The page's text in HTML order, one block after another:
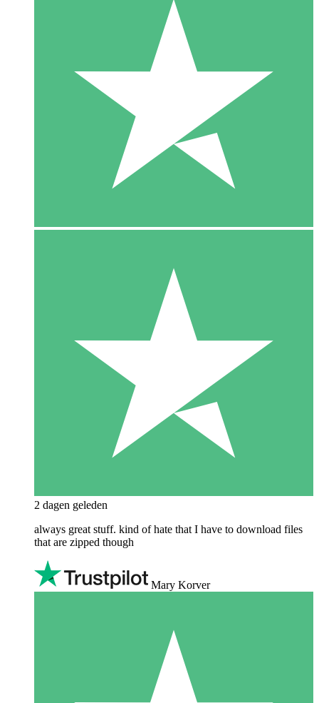
2 dagen geleden
always great stuff. kind of hate that I have to download files
that are zipped though
Mary Korver